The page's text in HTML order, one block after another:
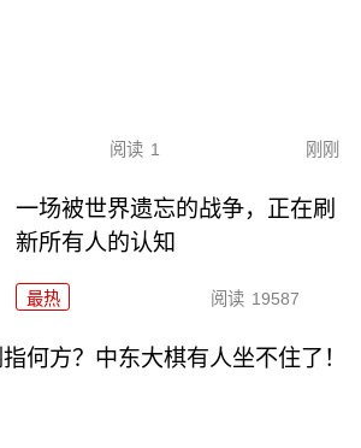
阅读 1 刚刚
一场被世界遗忘的战争，正在刷
新所有人的认知
最热 阅读 19587
何方？中东大棋有人坐不住了！